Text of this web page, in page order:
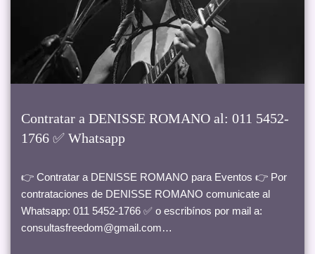
Contratar a DENISSE ROMANO al: 011 5452-
1766 ✅ Whatsapp
👉 Contratar a DENISSE ROMANO para Eventos 👉 Por
contrataciones de DENISSE ROMANO comunicate al
Whatsapp: 011 5452-1766 ✅ o escribínos por mail a:
consultasfreedom@gmail.com…